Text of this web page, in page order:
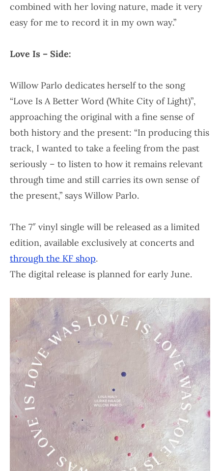
combined with her loving nature, made it very
easy for me to record it in my own way.”
Love Is – Side:
Willow Parlo dedicates herself to the song
“Love Is A Better Word (White City of Light)”,
approaching the original with a fine sense of
both history and the present: “In producing this
track, I wanted to take a feeling from the past
seriously – to listen to how it remains relevant
through time and still carries its own sense of
the present,” says Willow Parlo.
The 7″ vinyl single will be released as a limited
edition, available exclusively at concerts and
through the KF shop.
The digital release is planned for early June.